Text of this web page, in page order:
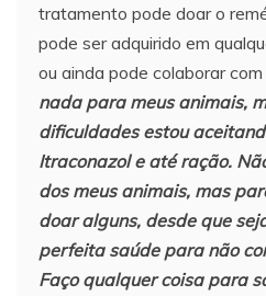
tratamento pode doar o
pode ser adquirido em
ou ainda pode colaborar com
nada para meus animais,
dificuldades estou
Itraconazol e até ração.
dos meus animais, mas
doar alguns, desde que
perfeita saúde para não
Faço qualquer coisa para